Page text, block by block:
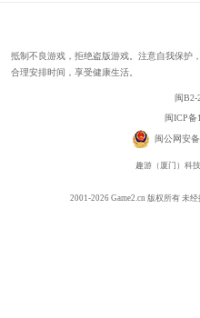
抵制不良游戏，拒绝盗版游戏。注意自我保护
合理安排时间，享受健康生活。
闽B2-
闽ICP备
闽公网安备
趣游（厦门）科
2001-2026 Game2.cn 版权所有 未